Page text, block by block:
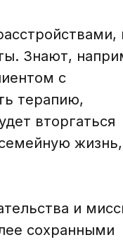
Знают,
с
терапию,
вторгаться
и
сохранными